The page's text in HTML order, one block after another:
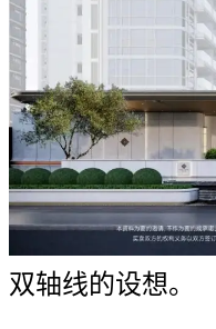
双轴线的设想。